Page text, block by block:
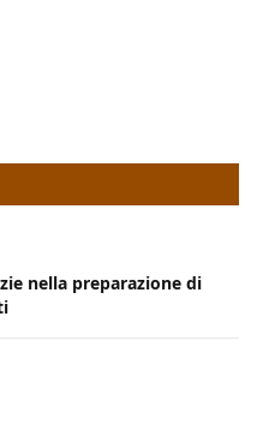
nella preparazione di